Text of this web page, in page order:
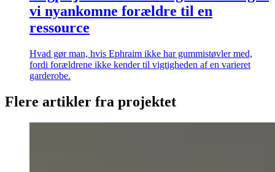
vi nyankomne forældre til en
ressource
Hvad gør man, hvis Ephraim ikke har gummistøvler med,
fordi forældrene ikke kender til vigtigheden af en varieret
garderobe.
Flere artikler fra projektet